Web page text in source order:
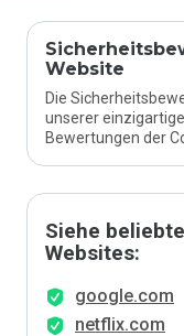
Website
Die
unserer
Bewertungen der
Siehe
Websites:
google.com
netflix.com